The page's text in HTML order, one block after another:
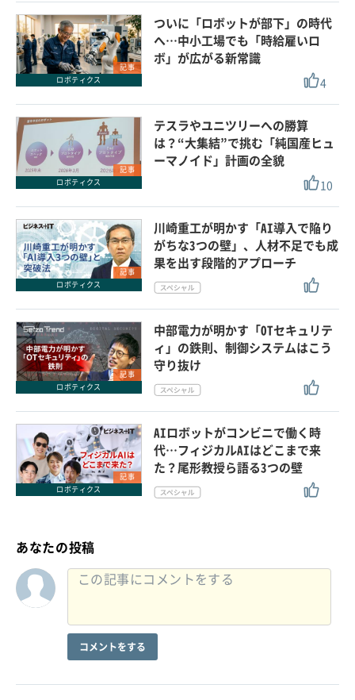
記事
ロボティクス
ついに「ロボットが部下」の時代
へ…中小工場でも「時給雇いロ
ボ」が広がる新常識
4
記事
ロボティクス
テスラやユニツリーへの勝算
は？“大集結”で挑む「純国産ヒュ
ーマノイド」計画の全貌
10
記事
ロボティクス
川崎重工が明かす「AI導入で陥り
がちな3つの壁」、人材不足でも成
果を出す段階的アプローチ
記事
ロボティクス
中部電力が明かす「OTセキュリテ
ィ」の鉄則、制御システムはこう
守り抜け
記事
ロボティクス
AIロボットがコンビニで働く時
代…フィジカルAIはどこまで来
た？尾形教授ら語る3つの壁
あなたの投稿
コメントをする